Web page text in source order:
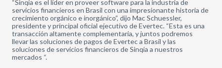
“Sinqia es el líder en proveer software para la industria de
servicios financieros en Brasil con una impresionante historia de
crecimiento orgánico e inorgánico”, dijo Mac Schuessler,
presidente y principal oficial ejecutivo de Evertec. “Esta es una
transacción altamente complementaria, y juntos podremos
llevar las soluciones de pagos de Evertec a Brasil y las
soluciones de servicios financieros de Sinqia a nuestros
mercados “.